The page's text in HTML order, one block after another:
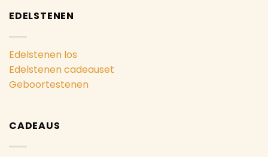
EDELSTENEN
Edelstenen los
Edelstenen cadeauset
Geboortestenen
CADEAUS